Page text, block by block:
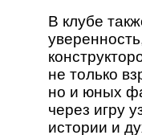
В клубе
не только
но и юных
через игру
истории и